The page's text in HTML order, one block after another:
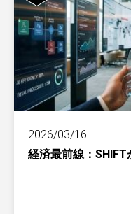
2026/03/16
経済最前線：